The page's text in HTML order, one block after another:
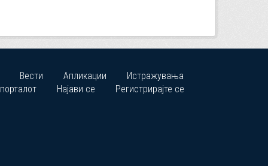
Вести Апликации
Истражувања
Најави се Регистрирајте се